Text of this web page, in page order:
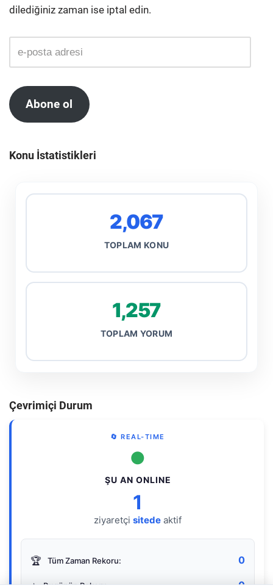
dilediğiniz zaman ise iptal edin.
Abone ol
Konu İstatistikleri
2,067
TOPLAM KONU
1,257
TOPLAM YORUM
Çevrimiçi Durum
🔄 REAL-TIME
●
ŞU AN ONLINE
1
ziyaretçi sitede aktif
🏆 Tüm Zaman Rekoru: 0
⭐ Bugünün Rekoru: 0